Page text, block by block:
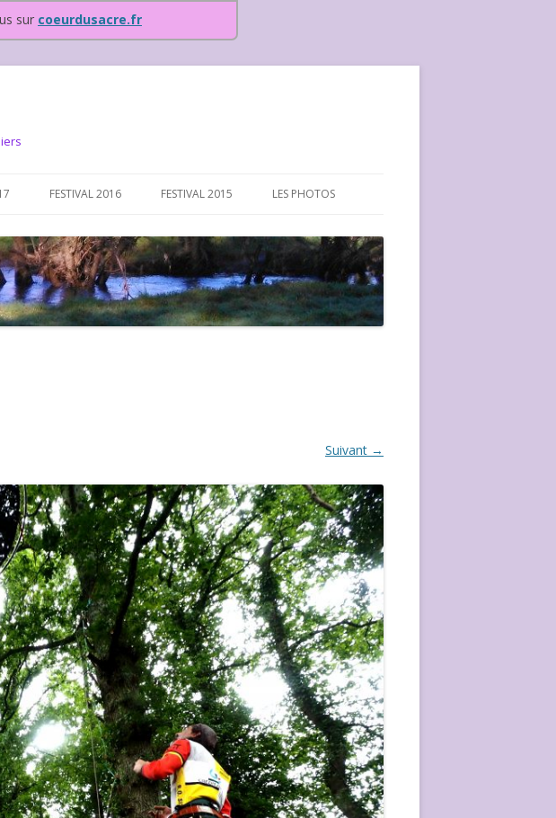
sur coeurdusacre.fr
FESTIVAL 2016 FESTIVAL 2015 LES PHOTOS
FESTIVAL 2016-PHOTOS
FESTIVAL 2017-PHOTOS ET
VIDÉOS
Suivant →